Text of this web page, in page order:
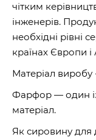
чітким
інженерів.
необхідні рівні
країнах Європи і
Матеріал
Фарфор — один
матеріал.
Як сировину для